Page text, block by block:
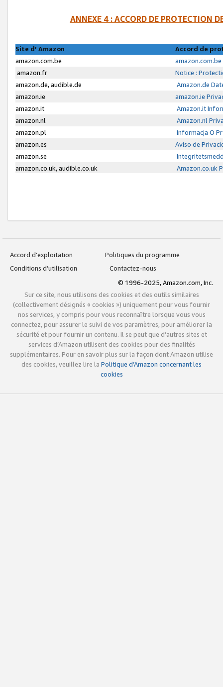
ANNEXE 4 : ACCORD DE PROTECTION
Site d’ Amazon
Accord de
amazon.com.be
amazon.fr
Notice :
amazon.de, audible.de
Amazon.de
amazon.ie
amazon.ie
amazon.it
Amazon.it
amazon.nl
Amazon.nl
amazon.pl
Informacja O
amazon.es
Aviso de
amazon.se
amazon.co.uk, audible.co.uk
Amazon.co.uk
Accord d’exploitation
Politiques du programme
Conditions d’utilisation
Contactez-nous
© 1996-2025, Amazon.com, Inc.
Sur ce site, nous utilisons des cookies et des outils similaires
(collectivement désignés « cookies ») uniquement pour vous fournir
nos services, y compris pour vous reconnaître lorsque vous vous
connectez, pour assurer le suivi de vos paramètres, pour améliorer la
sécurité et pour fournir un contenu. Il se peut que d’autres sites et
services d’Amazon utilisent des cookies pour des finalités
supplémentaires. Pour en savoir plus sur la façon dont Amazon utilise
des cookies, veuillez lire la Politique d’Amazon concernant les
cookies